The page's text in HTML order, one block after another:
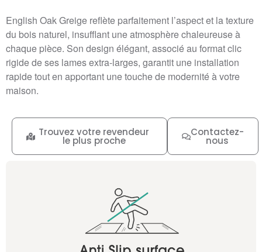
English Oak Greige reflète parfaitement l’aspect et la texture
du bois naturel, insufflant une atmosphère chaleureuse à
chaque pièce. Son design élégant, associé au format clic
rigide de ses lames extra-larges, garantit une installation
rapide tout en apportant une touche de modernité à votre
maison.
Contactez-
nous
Trouvez votre revendeur
le plus proche